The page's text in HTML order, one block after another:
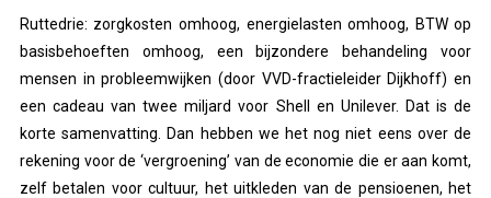
Ruttedrie: zorgkosten omhoog, energielasten omhoog, BTW op
basisbehoeften omhoog, een bijzondere behandeling voor
mensen in probleemwijken (door VVD-fractieleider Dijkhoff) en
een cadeau van twee miljard voor Shell en Unilever. Dat is de
korte samenvatting. Dan hebben we het nog niet eens over de
rekening voor de ‘vergroening’ van de economie die er aan komt,
zelf betalen voor cultuur, het uitkleden van de pensioenen, het